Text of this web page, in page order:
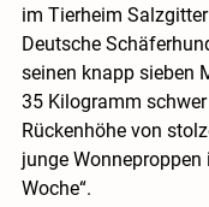
im Tierheim
Deutsche
seinen knapp sieben
35 Kilogramm
Rückenhöhe von
junge Wonneproppen
Woche“.